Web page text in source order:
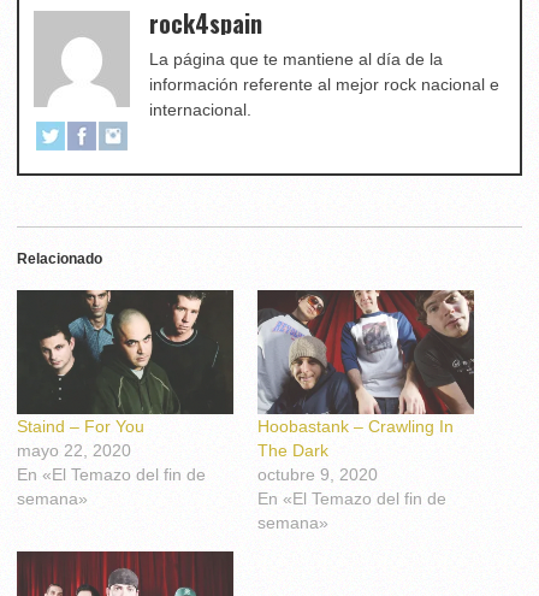
rock4spain
La página que te mantiene al día de la
información referente al mejor rock nacional e
internacional.
Relacionado
Staind – For You
mayo 22, 2020
En «El Temazo del fin de
semana»
Hoobastank – Crawling In
The Dark
octubre 9, 2020
En «El Temazo del fin de
semana»